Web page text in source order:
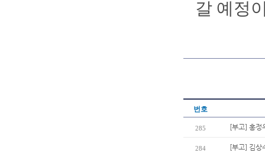
갈 예정
번호
285 [부고] 홍정
284 [부고] 김상